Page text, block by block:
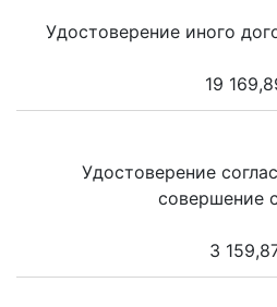
Удостоверение иного
19
Удостоверение
совершение
3